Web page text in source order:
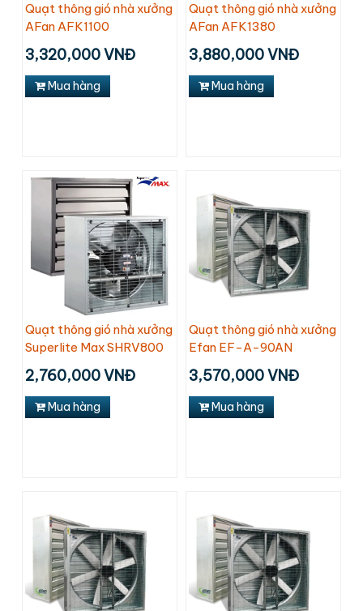
Quạt thông gió nhà xưởng
AFan AFK1100
3,320,000 VNĐ
Mua hàng
Quạt thông gió nhà xưởng
AFan AFK1380
3,880,000 VNĐ
Mua hàng
Quạt thông gió nhà xưởng
Superlite Max SHRV800
2,760,000 VNĐ
Mua hàng
Quạt thông gió nhà xưởng
Efan EF-A-90AN
3,570,000 VNĐ
Mua hàng